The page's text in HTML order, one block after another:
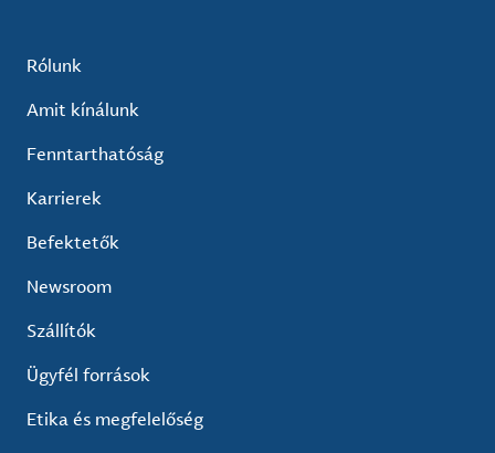
Rólunk
Amit kínálunk
Fenntarthatóság
Karrierek
Befektetők
Newsroom
Szállítók
Ügyfél források
Etika és megfelelőség